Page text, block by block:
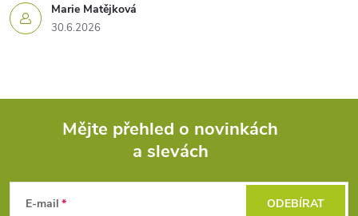
Marie Matějková
30.6.2026
Mějte přehled o novinkách
a slevách
E-mail ODEBÍRAT